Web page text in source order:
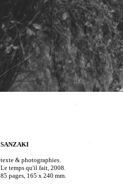
SANZAKI
texte & photographies.
Le temps qu'il fait, 2008.
85 pages, 165 x 240 mm.